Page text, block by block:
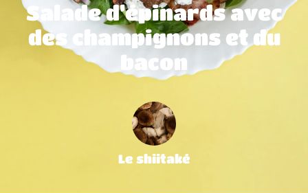
Salade d’épinards avec
des champignons et du
bacon
Le shiitaké